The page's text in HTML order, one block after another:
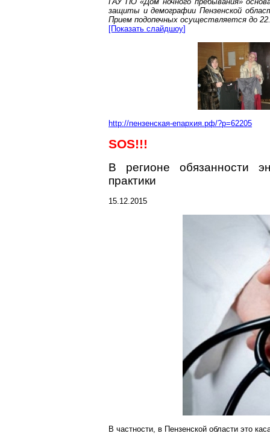
защиты и демографии Пензенской
Прием подопечных осуществляется до
[Показать слайдшоу]
http://пензенская-епархия.рф/?p=62205
SOS!!!
В регионе обязанности
практики
15.12.2015
В частности, в Пензенской области это